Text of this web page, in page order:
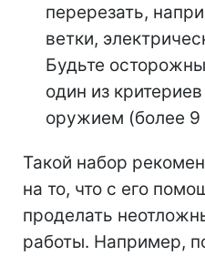
перерезать,
ветки,
Будьте
один из
оружием (более 9
Такой набор
на то, что с его
проделать
работы. Например,